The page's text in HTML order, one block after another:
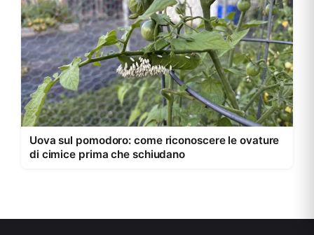
Uova sul pomodoro: come riconoscere le ovature
di cimice prima che schiudano